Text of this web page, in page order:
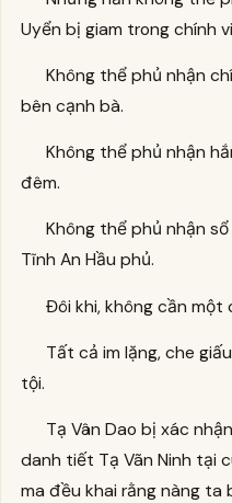
Uyển bị giam trong chính
Không thể phủ nhận
bên cạnh bà.
Không thể phủ nhận
đêm.
Không thể phủ nhận
Tĩnh An Hầu phủ.
Đôi khi, không cần một
Tất cả im lặng, che
tội.
Tạ Vân Dao bị xác
danh tiết Tạ Vãn Ninh tại
ma đều khai rằng nàng